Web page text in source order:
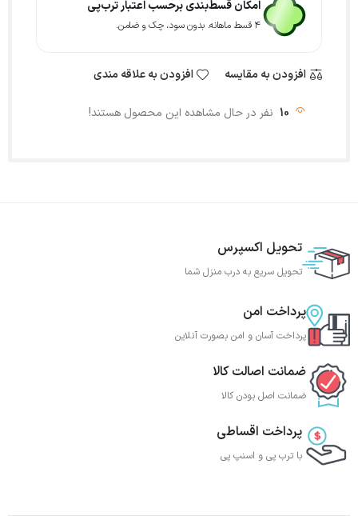
امکان قسط‌بندی برحسب اعتبار ترب‌پی
۴ قسط ماهانه. بدون سود، چک و ضامن.
افزودن به مقایسه افزودن به علاقه مندی
10 نفر در حال مشاهده این محصول هستند!
تحویل اکسپرس
تحویل سریع به درب منزل شما
پرداخت امن
پرداخت آسان و امن بصورت آنلاین
ضمانت اصالت کالا
ضمانت اصل بودن کالا
پرداخت اقساطی
با ترب‌ پی و اسنپ پی